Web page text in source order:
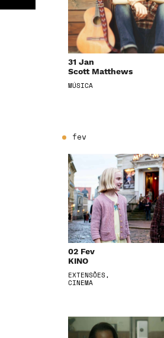
31 Jan
Scott Matthews
MÚSICA
fev
02 Fev
KINO
EXTENSÕES,
CINEMA